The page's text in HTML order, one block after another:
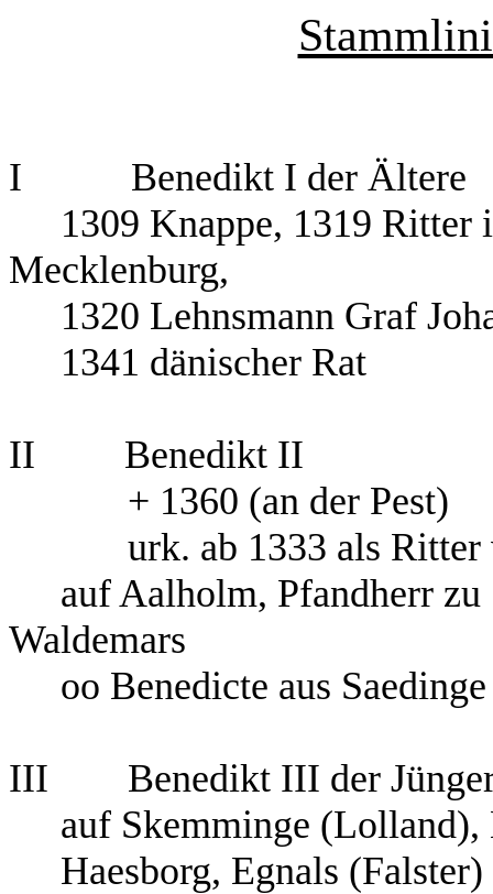
I Benedikt I der Ältere
1309 Knappe, 1319
Mecklenburg,
1320 Lehnsmann Graf
1341 dänischer Rat
II Benedikt II
+ 1360 (an der Pest)
urk. ab 1333 als Ritter
auf Aalholm, Pfandherr
Waldemars
oo Benedicte aus
III Benedikt III der
auf Skemminge (Lolland),
Haesborg, Egnals (Falster)